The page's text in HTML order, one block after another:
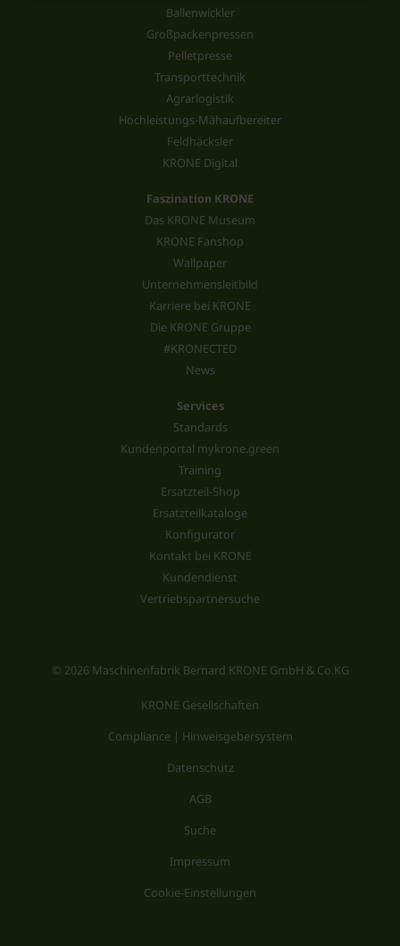
Ballenwickler
Großpackenpressen
Pelletpresse
Transporttechnik
Agrarlogistik
Hochleistungs-Mähaufbereiter
Feldhäcksler
KRONE Digital
Faszination KRONE
Das KRONE Museum
KRONE Fanshop
Wallpaper
Unternehmensleitbild
Karriere bei KRONE
Die KRONE Gruppe
#KRONECTED
News
Services
Standards
Kundenportal mykrone.green
Training
Ersatzteil-Shop
Ersatzteilkataloge
Konfigurator
Kontakt bei KRONE
Kundendienst
Vertriebspartnersuche
© 2026 Maschinenfabrik Bernard KRONE GmbH & Co.KG
KRONE Gesellschaften
Compliance | Hinweisgebersystem
Datenschutz
AGB
Suche
Impressum
Cookie-Einstellungen